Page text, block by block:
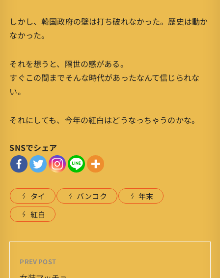
しかし、韓国政府の壁は打ち破れなかった。歴史は動か
なかった。
それを想うと、隔世の感がある。
すぐこの間までそんな時代があったなんて信じられな
い。
それにしても、今年の紅白はどうなっちゃうのかな。
SNSでシェア
タイ バンコク
年末
紅白
PREV POST